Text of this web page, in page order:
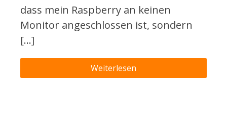
dass mein Raspberry an keinen
Monitor angeschlossen ist, sondern
[…]
Weiterlesen